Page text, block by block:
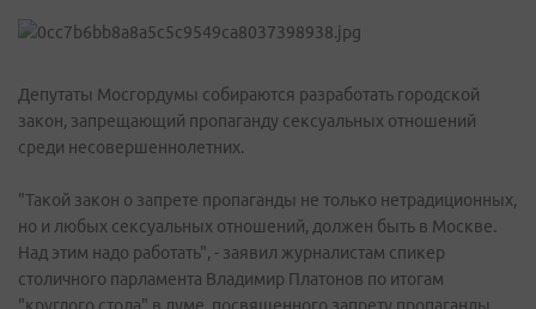
Депутаты Мосгордумы собираются разработать городской
закон, запрещающий пропаганду сексуальных отношений
среди несовершеннолетних.
"Такой закон о запрете пропаганды не только нетрадиционных,
но и любых сексуальных отношений, должен быть в Москве.
Над этим надо работать", - заявил журналистам спикер
столичного парламента Владимир Платонов по итогам